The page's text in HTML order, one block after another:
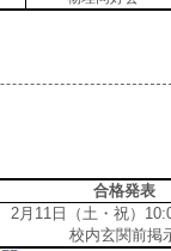
合格発表
2月11日（土・祝）
校内玄関前掲